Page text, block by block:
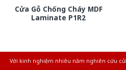
Cửa Gỗ Chống Cháy MDF
Laminate P1R2
Với kinh nghiệm nhiêu năm nghiên cứu